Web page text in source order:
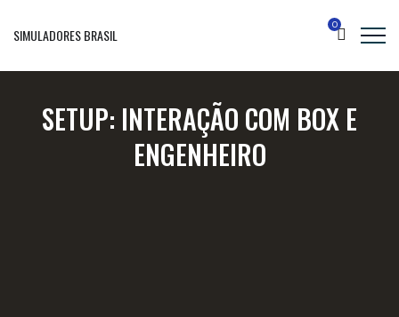
SIMULADORES BRASIL
0
SETUP: INTERAÇÃO COM BOX E
ENGENHEIRO